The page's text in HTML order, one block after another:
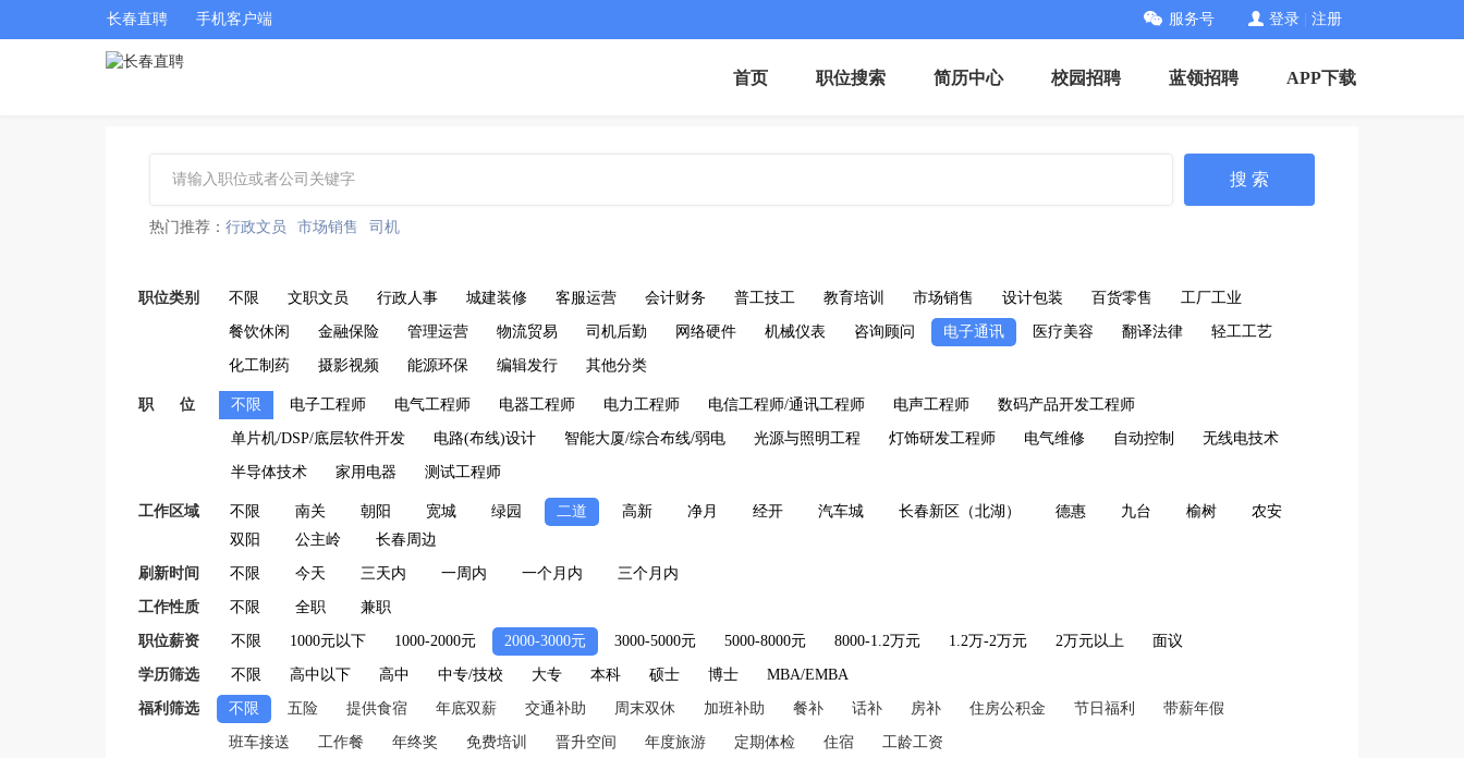
长春直聘 手机客户端 服务号 登录 注册
首页 职位搜索 简历中心 校园招聘 蓝领招聘 APP下载
搜 索
热门推荐： 行政文员 市场销售 司机
职位类别 不限 文职文员 行政人事 城建装修 客服运营 会计财务 普工技工 教育培训 市场销售 设计包装 百货零售 工厂工业
餐饮休闲 金融保险 管理运营 物流贸易 司机后勤 网络硬件 机械仪表 咨询顾问 电子通讯 医疗美容 翻译法律 轻工工艺
化工制药 摄影视频 能源环保 编辑发行 其他分类
职 位 不限 电子工程师 电气工程师 电器工程师 电力工程师 电信工程师/通讯工程师 电声工程师 数码产品开发工程师
单片机/DSP/底层软件开发 电路(布线)设计 智能大厦/综合布线/弱电 光源与照明工程 灯饰研发工程师 电气维修 自动控制 无线电技术
半导体技术 家用电器 测试工程师
工作区域 不限 南关 朝阳 宽城 绿园 二道 高新 净月 经开 汽车城 长春新区（北湖） 德惠 九台 榆树
农安
双阳
公主岭 长春周边
刷新时间 不限 今天 三天内 一周内 一个月内 三个月内
工作性质 不限 全职 兼职
职位薪资 不限 1000元以下 1000-2000元 2000-3000元 3000-5000元 5000-8000元 8000-1.2万元 1.2万-2万元 2万元以上 面议
学历筛选 不限 高中以下 高中 中专/技校 大专 本科 硕士 博士 MBA/EMBA
福利筛选 不限 五险 提供食宿 年底双薪 交通补助 周末双休 加班补助 餐补 话补 房补 住房公积金 节日福利 带薪年假
班车接送 工作餐 年终奖 免费培训 晋升空间 年度旅游 定期体检 住宿 工龄工资